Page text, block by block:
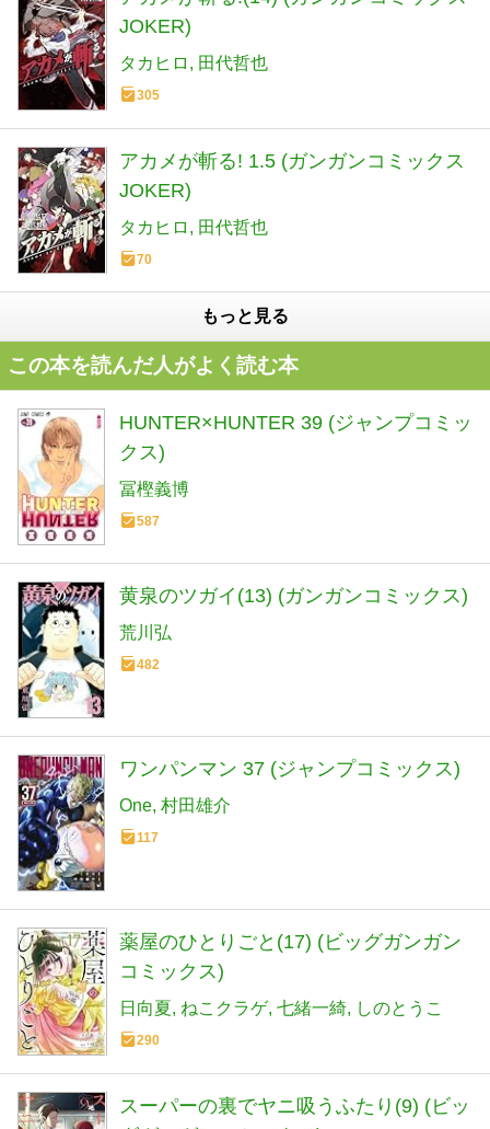
JOKER)
タカヒロ 田代哲也
305
アカメが斬る! 1.5 (ガンガンコミックス
JOKER)
タカヒロ 田代哲也
70
もっと見る
この本を読んだ人がよく読む本
HUNTER×HUNTER 39 (ジャンプコミッ
クス)
冨樫義博
587
黄泉のツガイ(13) (ガンガンコミックス)
荒川弘
482
ワンパンマン 37 (ジャンプコミックス)
One 村田雄介
117
薬屋のひとりごと(17) (ビッグガンガン
コミックス)
日向夏 ねこクラゲ 七緒一綺 しのとうこ
290
スーパーの裏でヤニ吸うふたり(9) (ビッ